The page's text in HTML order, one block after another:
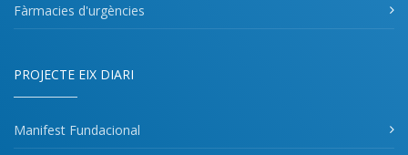
Fàrmacies d'urgències
PROJECTE EIX DIARI
Manifest Fundacional